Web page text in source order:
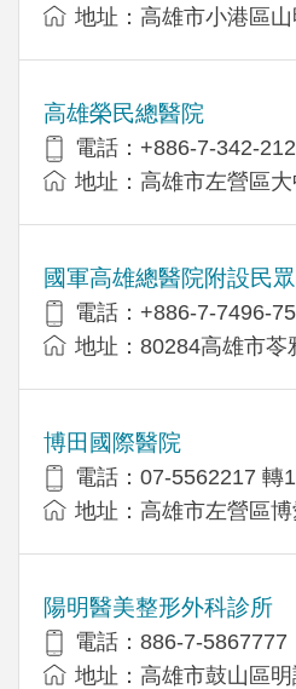
地址：高雄市小港區
高雄榮民總醫院
電話：+886-7-342-
地址：高雄市左營區
國軍高雄總醫院附設民
電話：+886-7-7496-
地址：80284高雄市苓
博田國際醫院
電話：07-5562217 轉
地址：高雄市左營區
陽明醫美整形外科診所
電話：886-7-5867777
地址：高雄市鼓山區